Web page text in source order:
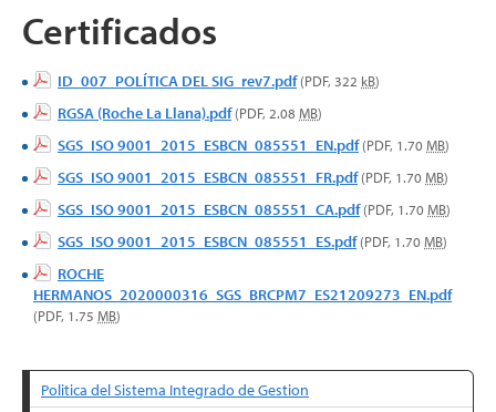
Politica del Sistema Integrado de Gestion
Certificados
ID_007_POLÍTICA DEL SIG_rev7.pdf (PDF, 322 kB)
RGSA (Roche La Llana).pdf (PDF, 2.08 MB)
SGS_ISO 9001_2015_ESBCN_085551_EN.pdf (PDF, 1.70 MB)
SGS_ISO 9001_2015_ESBCN_085551_FR.pdf (PDF, 1.70 MB)
SGS_ISO 9001_2015_ESBCN_085551_CA.pdf (PDF, 1.70 MB)
SGS_ISO 9001_2015_ESBCN_085551_ES.pdf (PDF, 1.70 MB)
ROCHE
HERMANOS_2020000316_SGS_BRCPM7_ES21209273_EN.pdf
(PDF, 1.75 MB)